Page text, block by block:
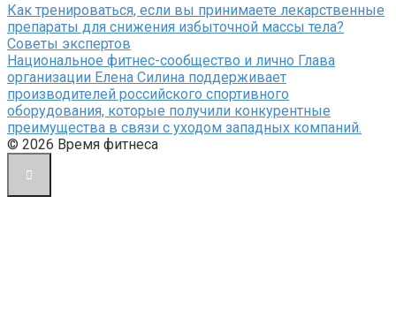
Как тренироваться, если вы принимаете лекарственные
препараты для снижения избыточной массы тела?
Советы экспертов
Национальное фитнес-сообщество и лично Глава
организации Елена Силина поддерживает
производителей российского спортивного
оборудования, которые получили конкурентные
преимущества в связи с уходом западных компаний.
© 2026 Время фитнеса